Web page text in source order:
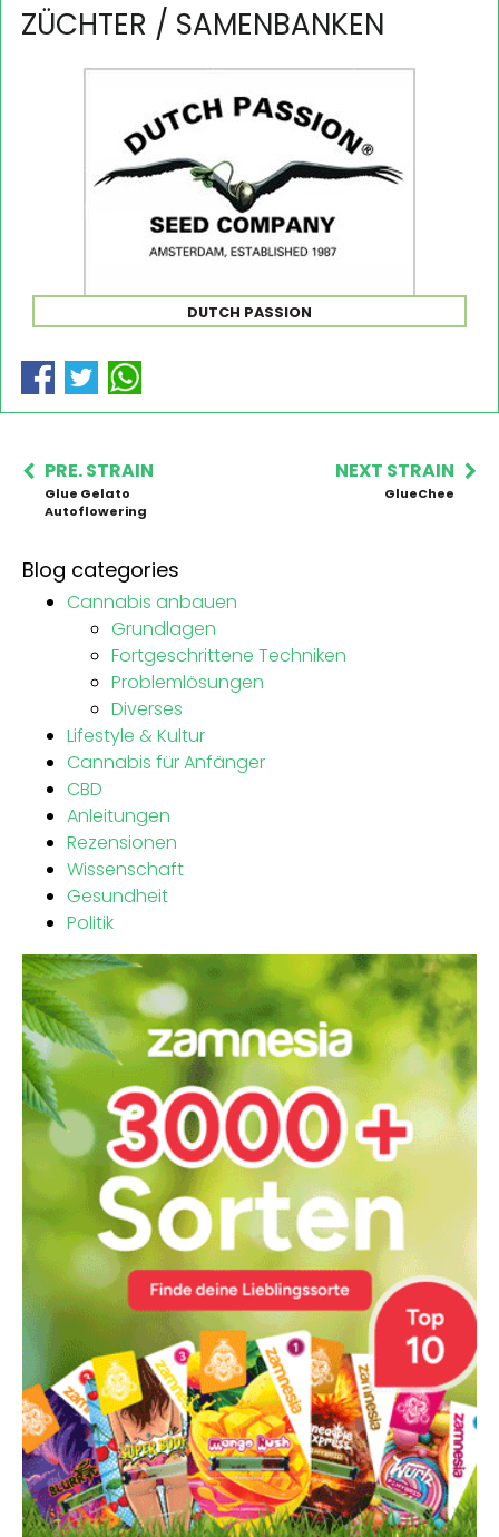
ZÜCHTER / SAMENBANKEN
DUTCH PASSION
PRE. STRAIN
Glue Gelato
Autoflowering
NEXT STRAIN
GlueChee
Blog categories
Cannabis anbauen
Grundlagen
Fortgeschrittene Techniken
Problemlösungen
Diverses
Lifestyle & Kultur
Cannabis für Anfänger
CBD
Anleitungen
Rezensionen
Wissenschaft
Gesundheit
Politik